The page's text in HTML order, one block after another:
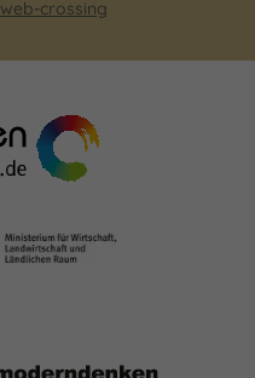
web-crossing